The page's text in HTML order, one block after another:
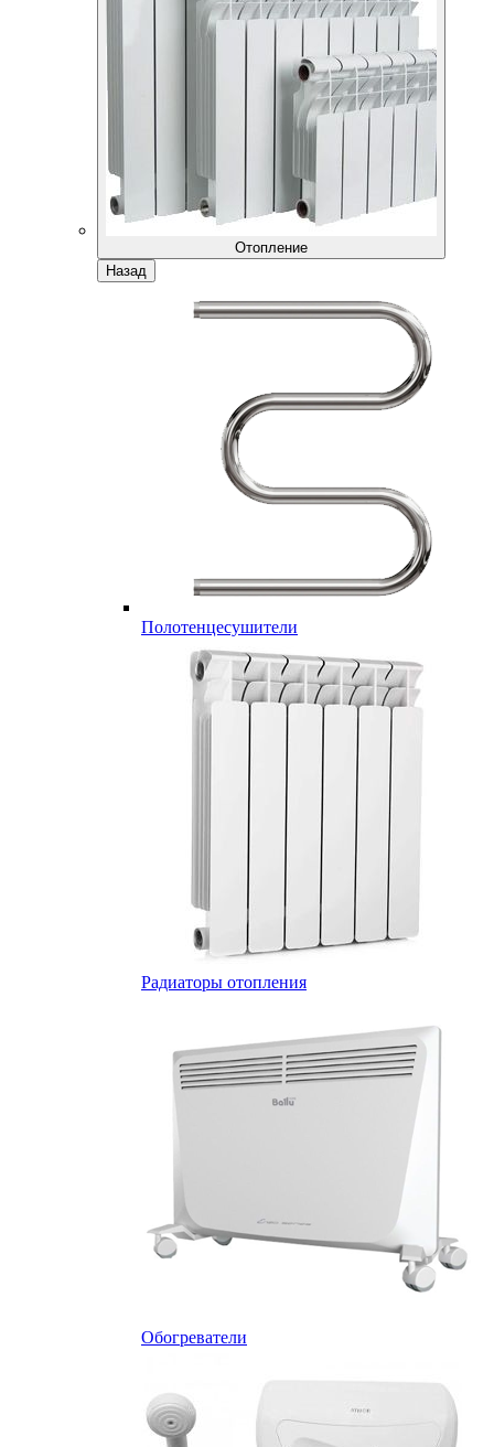
Отопление
Назад
Полотенцесушители
Радиаторы отопления
Обогреватели